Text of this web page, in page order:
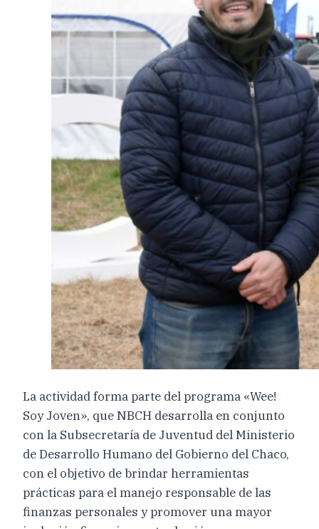
La actividad forma parte del programa «Wee!
Soy Joven», que NBCH desarrolla en conjunto
con la Subsecretaría de Juventud del Ministerio
de Desarrollo Humano del Gobierno del Chaco,
con el objetivo de brindar herramientas
prácticas para el manejo responsable de las
finanzas personales y promover una mayor